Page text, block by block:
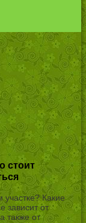
стоит
Какие
зависит от
также от